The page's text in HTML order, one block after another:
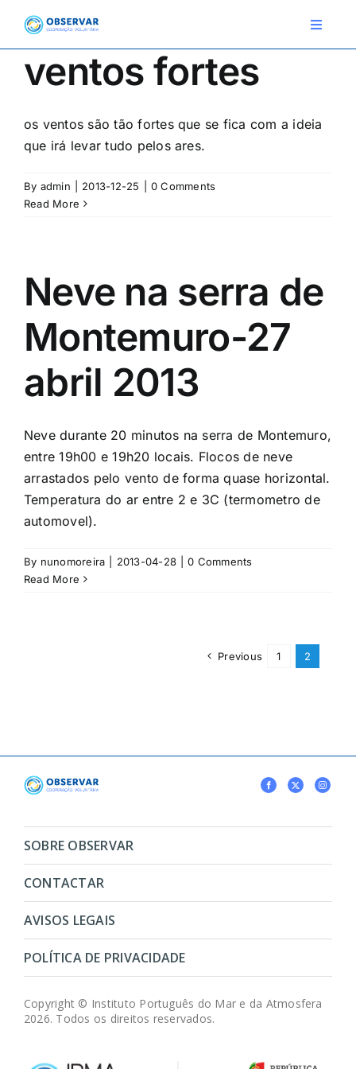
content
Toggle
ESTAÇÕES METEOROLÓGICAS
DEFINIÇÕES
Novo relato Login
ventos fortes
os ventos são tão fortes que se fica com a ideia
que irá levar tudo pelos ares.
By admin 2013-12-25
0 Comments
Read More
Neve na serra de
Montemuro-27
abril 2013
Neve durante 20 minutos na serra de Montemuro,
entre 19h00 e 19h20 locais. Flocos de neve
arrastados pelo vento de forma quase horizontal.
Temperatura do ar entre 2 e 3C (termometro de
automovel).
By nunomoreira 2013-04-28
0 Comments
Read More
Previous 1 2
SOBRE OBSERVAR
CONTACTAR
AVISOS LEGAIS
POLÍTICA DE PRIVACIDADE
Copyright © Instituto Português do Mar e da Atmosfera
2026. Todos os direitos reservados.